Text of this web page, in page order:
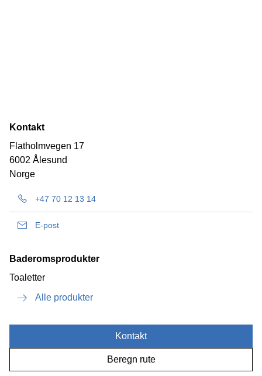
Kontakt
Flatholmvegen 17
6002 Ålesund
Norge
+47 70 12 13 14
E-post
Baderomsprodukter
Toaletter
Alle produkter
Kontakt
Beregn rute